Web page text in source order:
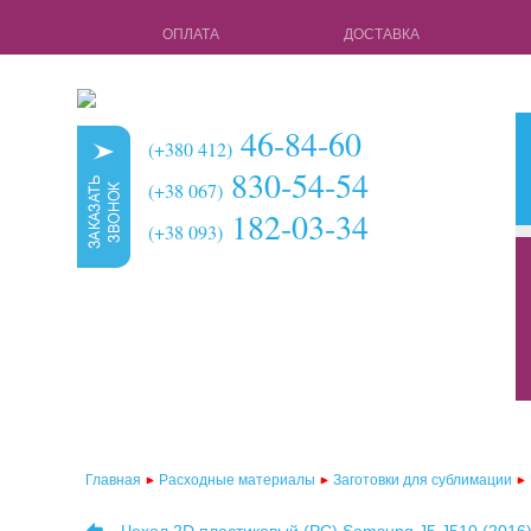
ОПЛАТА ДОСТАВКА
(+380 412) 46-84-60
(+38 067) 830-54-54
(+38 093) 182-03-34
чехлы для
Главная Расходные материалы Заготовки для сублимации